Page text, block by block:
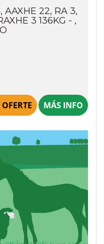
AAXHE 22, RA 3,
3 136KG - ,
OFERTE MÁS INFO